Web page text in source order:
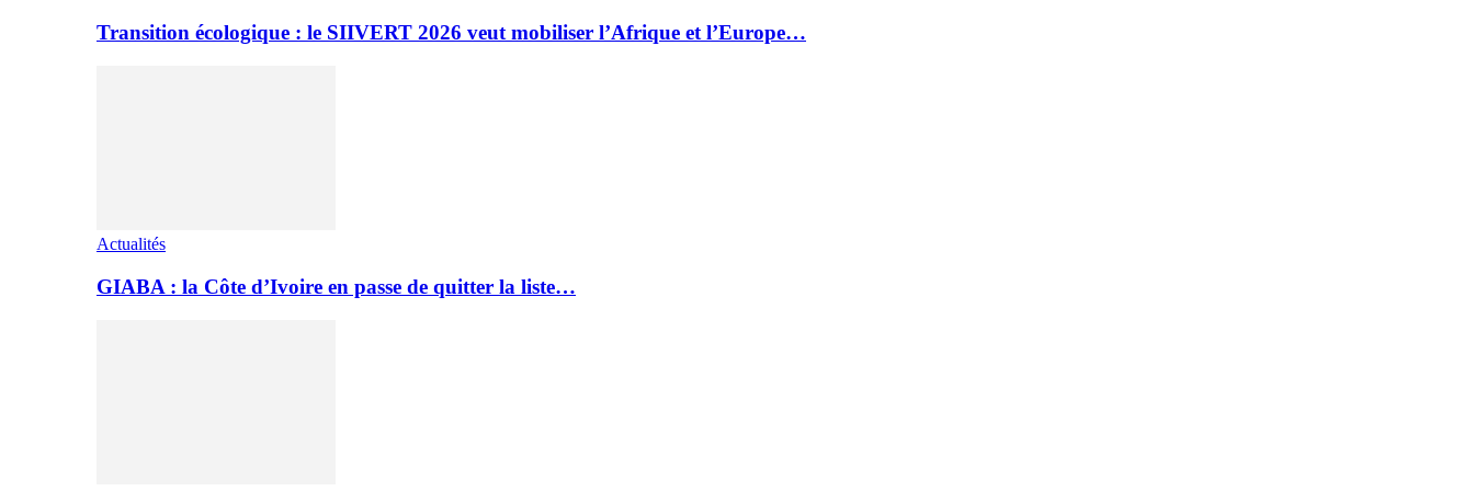
Transition écologique : le SIIVERT 2026 veut mobiliser l’Afrique et l’Europe…
Actualités
GIABA : la Côte d’Ivoire en passe de quitter la liste…